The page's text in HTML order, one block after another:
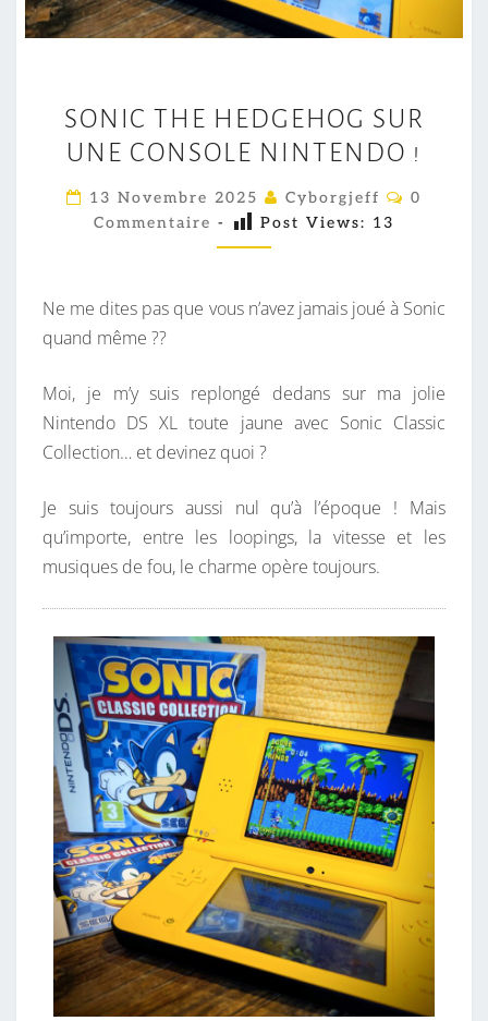
O
N
C
T
E
D
G
E
O
G
S
U
N
E
O
N
S
O
L
E
N
N
SONIC THE HEDGEHOG SUR
UNE CONSOLE NINTENDO !
13 Novembre 2025 Cyborgjeff
C
T
A
0
Commentaire - Post Views: 13
Ne me dites pas que vous n’avez jamais joué à Sonic
quand même ??
Moi, je m’y suis replongé dedans sur ma jolie
Nintendo DS XL toute jaune avec Sonic Classic
Collection… et devinez quoi ?
Je suis toujours aussi nul qu’à l’époque ! Mais
qu’importe, entre les loopings, la vitesse et les
musiques de fou, le charme opère toujours.